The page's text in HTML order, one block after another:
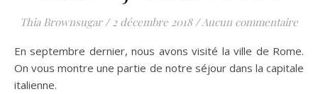
Thia Brownsugar / 2 décembre 2018 /Aucun commentaire
En septembre dernier, nous avons visité la ville de Rome.
On vous montre une partie de notre séjour dans la capitale
italienne.